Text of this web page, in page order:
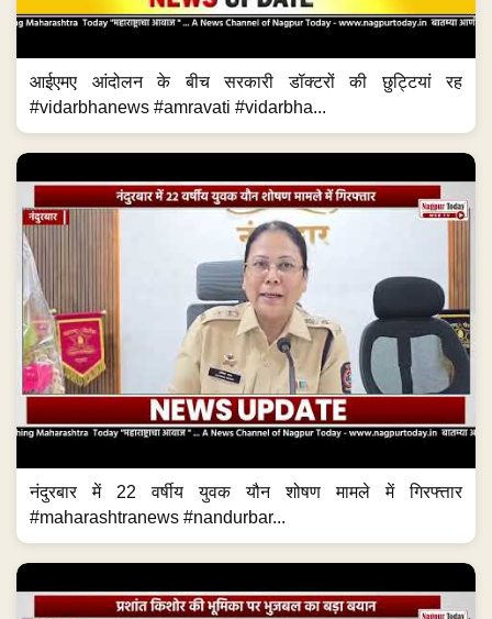
आईएमए आंदोलन के बीच सरकारी डॉक्टरों की छुट्टियां रह
#vidarbhanews #amravati #vidarbha...
नंदुरबार में 22 वर्षीय युवक यौन शोषण मामले में गिरफ्त्तार
#maharashtranews #nandurbar...